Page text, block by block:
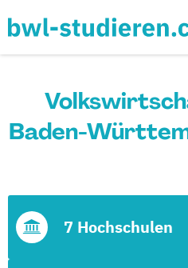
Baden-
7 Hochschulen